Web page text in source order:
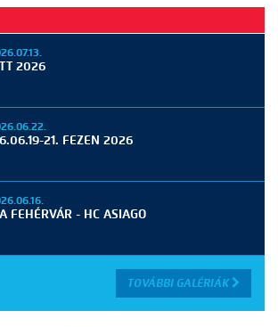
2026
21. FEZEN 2026
FEHÉRVÁR - HC ASIAGO
TOVÁBBI GALÉRIÁK